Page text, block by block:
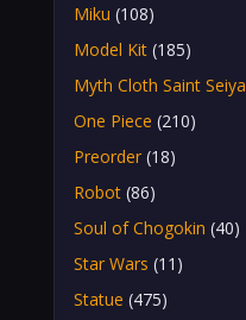
Miku (108)
Model Kit (185)
Myth Cloth Saint Seiya
One Piece (210)
Preorder (18)
Robot (86)
Soul of Chogokin (40)
Star Wars (11)
Statue (475)